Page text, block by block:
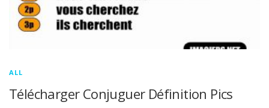
ALL
Télécharger Conjuguer Définition Pics